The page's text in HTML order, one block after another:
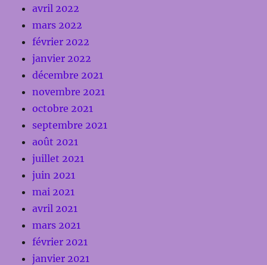
avril 2022
mars 2022
février 2022
janvier 2022
décembre 2021
novembre 2021
octobre 2021
septembre 2021
août 2021
juillet 2021
juin 2021
mai 2021
avril 2021
mars 2021
février 2021
janvier 2021